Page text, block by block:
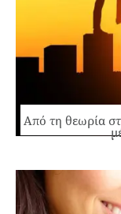
Από τη θεωρία